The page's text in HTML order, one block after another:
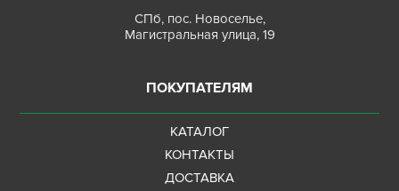
СПб, пос. Новоселье,
Магистральная улица, 19
ПОКУПАТЕЛЯМ
КАТАЛОГ
КОНТАКТЫ
ДОСТАВКА